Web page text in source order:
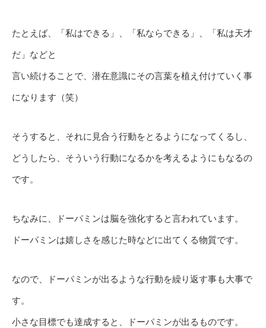
たとえば、「私はできる」、「私ならできる」、「私は天才
だ」などと
言い続けることで、潜在意識にその言葉を植え付けていく事
になります（笑）
そうすると、それに見合う行動をとるようになってくるし、
どうしたら、そういう行動になるかを考えるようにもなるの
です。
ちなみに、ドーパミンは脳を強化すると言われています。
ドーパミンは嬉しさを感じた時などに出てくる物質です。
なので、ドーパミンが出るような行動を繰り返す事も大事で
す。
小さな目標でも達成すると、ドーパミンが出るものです。